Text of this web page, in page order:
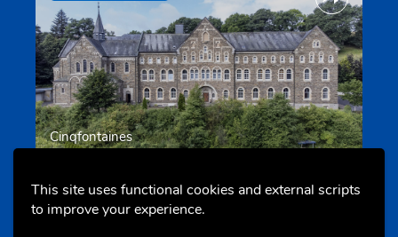
This site uses functional cookies and external scripts
to improve your experience.
Cinqfontaines